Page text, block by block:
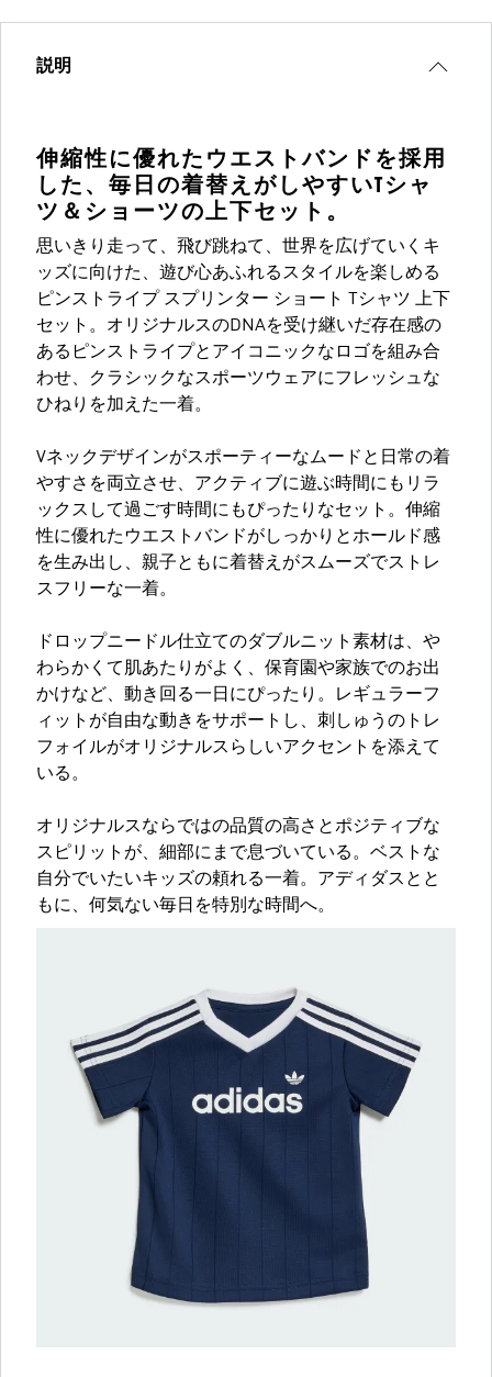
説明
伸縮性に優れたウエストバンドを採用
した、毎日の着替えがしやすいTシャ
ツ＆ショーツの上下セット。
思いきり走って、飛び跳ねて、世界を広げていくキ
ッズに向けた、遊び心あふれるスタイルを楽しめる
ピンストライプ スプリンター ショート Tシャツ 上下
セット。オリジナルスのDNAを受け継いだ存在感の
あるピンストライプとアイコニックなロゴを組み合
わせ、クラシックなスポーツウェアにフレッシュな
ひねりを加えた一着。
Vネックデザインがスポーティーなムードと日常の着
やすさを両立させ、アクティブに遊ぶ時間にもリラ
ックスして過ごす時間にもぴったりなセット。伸縮
性に優れたウエストバンドがしっかりとホールド感
を生み出し、親子ともに着替えがスムーズでストレ
スフリーな一着。
ドロップニードル仕立てのダブルニット素材は、や
わらかくて肌あたりがよく、保育園や家族でのお出
かけなど、動き回る一日にぴったり。レギュラーフ
ィットが自由な動きをサポートし、刺しゅうのトレ
フォイルがオリジナルスらしいアクセントを添えて
いる。
オリジナルスならではの品質の高さとポジティブな
スピリットが、細部にまで息づいている。ベストな
自分でいたいキッズの頼れる一着。アディダスとと
もに、何気ない毎日を特別な時間へ。